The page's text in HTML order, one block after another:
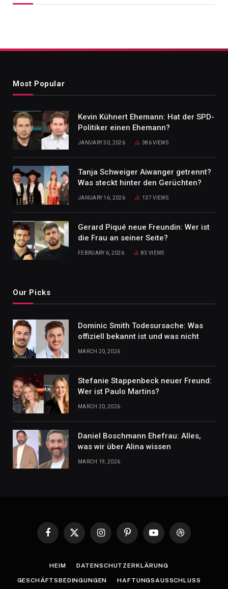
Most Popular
Kevin Kühnert Ehemann: Hat der SPD-
Politiker einen Ehemann?
JANUARY 30, 2026 386VIEWS
Tanja Schweiger Aiwanger getrennt?
Was steckt hinter den Gerüchten?
JANUARY 16, 2026 137VIEWS
Gerard Piqué neue Freundin: Wer ist
die Frau an seiner Seite?
FEBRUARY 6, 2026 83VIEWS
Our Picks
Dominic Smith Todesursache: Was
offiziell bekannt ist und was nicht
MARCH 20, 2026
Stefanie Stappenbeck neuer Freund:
Wer ist Paulo Martins?
MARCH 20, 2026
Daniel Boschmann Ehefrau: Alles,
was wir über Alina wissen
MARCH 19, 2026
Facebook
X
InstagramPinterestYouTubeDribbble
HEIM DATENSCHUTZERKLÄRUNG
GESCHÄFTSBEDINGUNGEN HAFTUNGSAUSSCHLUSS